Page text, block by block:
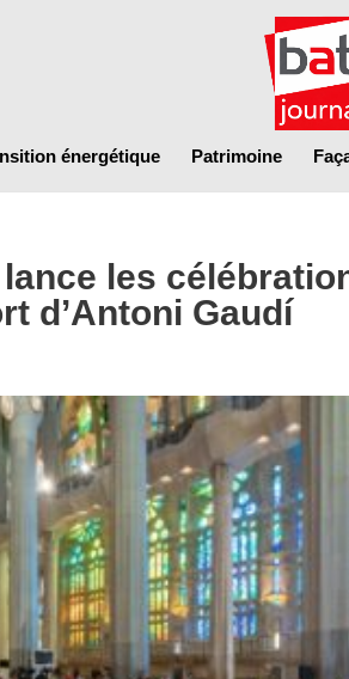
énergétique Patrimoine
les
d’Antoni Gaudí